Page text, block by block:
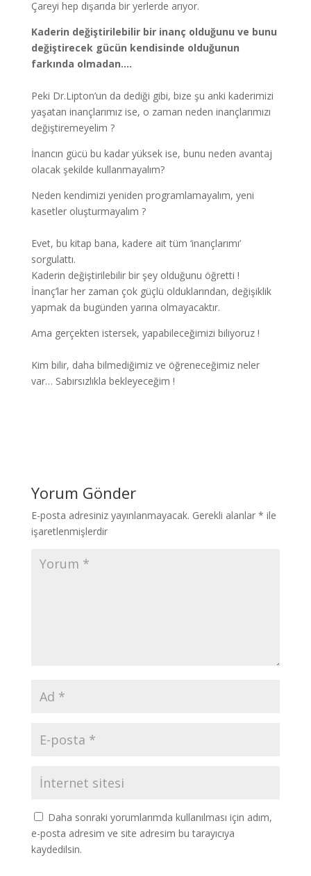
Çareyi hep dışarıda bir yerlerde arıyor.
Kaderin değiştirilebilir bir inanç olduğunu ve bunu
değiştirecek gücün kendisinde olduğunun
farkında olmadan….
Peki Dr.Lipton’un da dediği gibi, bize şu anki kaderimizi
yaşatan inançlarımız ise, o zaman neden inançlarımızı
değiştiremeyelim ?
İnancın gücü bu kadar yüksek ise, bunu neden avantaj
olacak şekilde kullanmayalım?
Neden kendimizi yeniden programlamayalım, yeni
kasetler oluşturmayalım ?
Evet, bu kitap bana, kadere ait tüm ‘inançlarımı’
sorgulattı.
Kaderin değiştirilebilir bir şey olduğunu öğretti !
İnanç’lar her zaman çok güçlü olduklarından, değişiklik
yapmak da bugünden yarına olmayacaktır.
Ama gerçekten istersek, yapabileceğimizi biliyoruz !
Kim bilir, daha bilmediğimiz ve öğreneceğimiz neler
var… Sabırsızlıkla bekleyeceğim !
Yorum Gönder
E-posta adresiniz yayınlanmayacak. Gerekli alanlar * ile
işaretlenmişlerdir
Daha sonraki yorumlarımda kullanılması için adım,
e-posta adresim ve site adresim bu tarayıcıya
kaydedilsin.